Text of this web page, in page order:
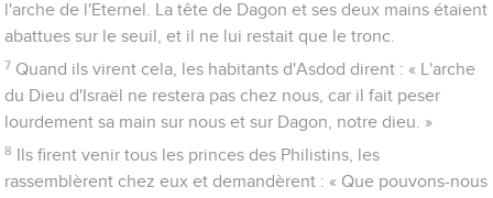
l'arche de l'Eternel. La tête de Dagon et ses deux mains étaient
abattues sur le seuil, et il ne lui restait que le tronc.
7 Quand ils virent cela, les habitants d'Asdod dirent : « L'arche
du Dieu d'Israël ne restera pas chez nous, car il fait peser
lourdement sa main sur nous et sur Dagon, notre dieu. »
8
Ils firent venir tous les princes des Philistins, les
rassemblèrent chez eux et demandèrent : « Que pouvons-nous